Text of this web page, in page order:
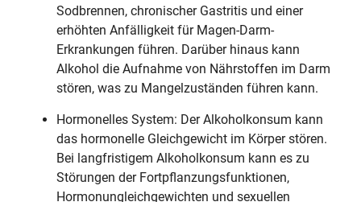
Sodbrennen, chronischer Gastritis und einer
erhöhten Anfälligkeit für Magen-Darm-
Erkrankungen führen. Darüber hinaus kann
Alkohol die Aufnahme von Nährstoffen im Darm
stören, was zu Mangelzuständen führen kann.
Hormonelles System: Der Alkoholkonsum kann
das hormonelle Gleichgewicht im Körper stören.
Bei langfristigem Alkoholkonsum kann es zu
Störungen der Fortpflanzungsfunktionen,
Hormonungleichgewichten und sexuellen